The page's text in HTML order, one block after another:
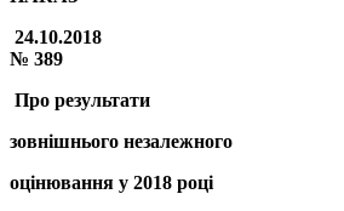
№ 389
Про результати
зовнішнього незалежного
оцінювання у 2018 році